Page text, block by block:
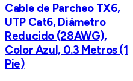
Cable de Parcheo TX6,
UTP Cat6, Diámetro
Reducido (28AWG),
Color Azul, 0.3 Metros (1
Pie)